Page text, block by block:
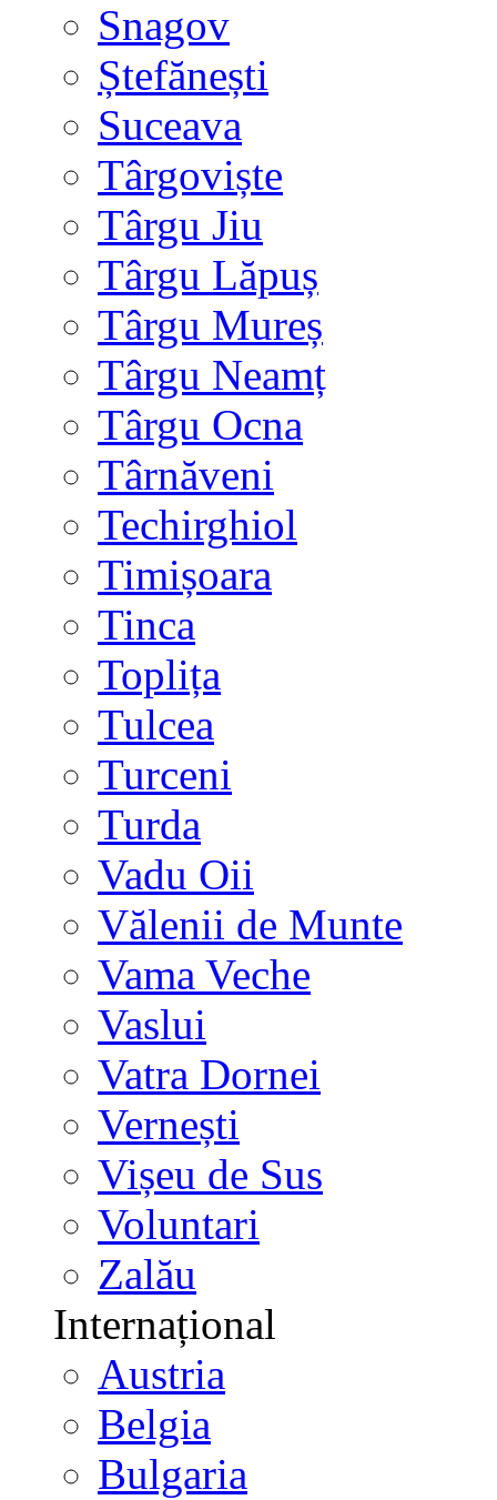
Snagov
Ștefănești
Suceava
Târgoviște
Târgu Jiu
Târgu Lăpuș
Târgu Mureș
Târgu Neamț
Târgu Ocna
Târnăveni
Techirghiol
Timișoara
Tinca
Toplița
Tulcea
Turceni
Turda
Vadu Oii
Vălenii de Munte
Vama Veche
Vaslui
Vatra Dornei
Vernești
Vișeu de Sus
Voluntari
Zalău
Internațional
Austria
Belgia
Bulgaria